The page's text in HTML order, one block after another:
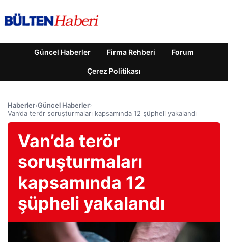
Güncel Haberler Firma Rehberi Forum
Çerez Politikası
Haberler›Güncel Haberler›
Van’da terör soruşturmaları kapsamında 12 şüpheli yakalandı
Van’da terör
soruşturmaları
kapsamında 12
şüpheli yakalandı